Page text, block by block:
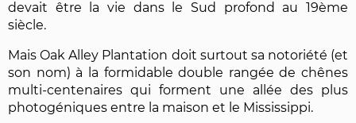
devait être la vie dans le Sud profond au 19ème
siècle.
Mais Oak Alley Plantation doit surtout sa notoriété (et
son nom) à la formidable double rangée de chênes
multi-centenaires qui forment une allée des plus
photogéniques entre la maison et le Mississippi.